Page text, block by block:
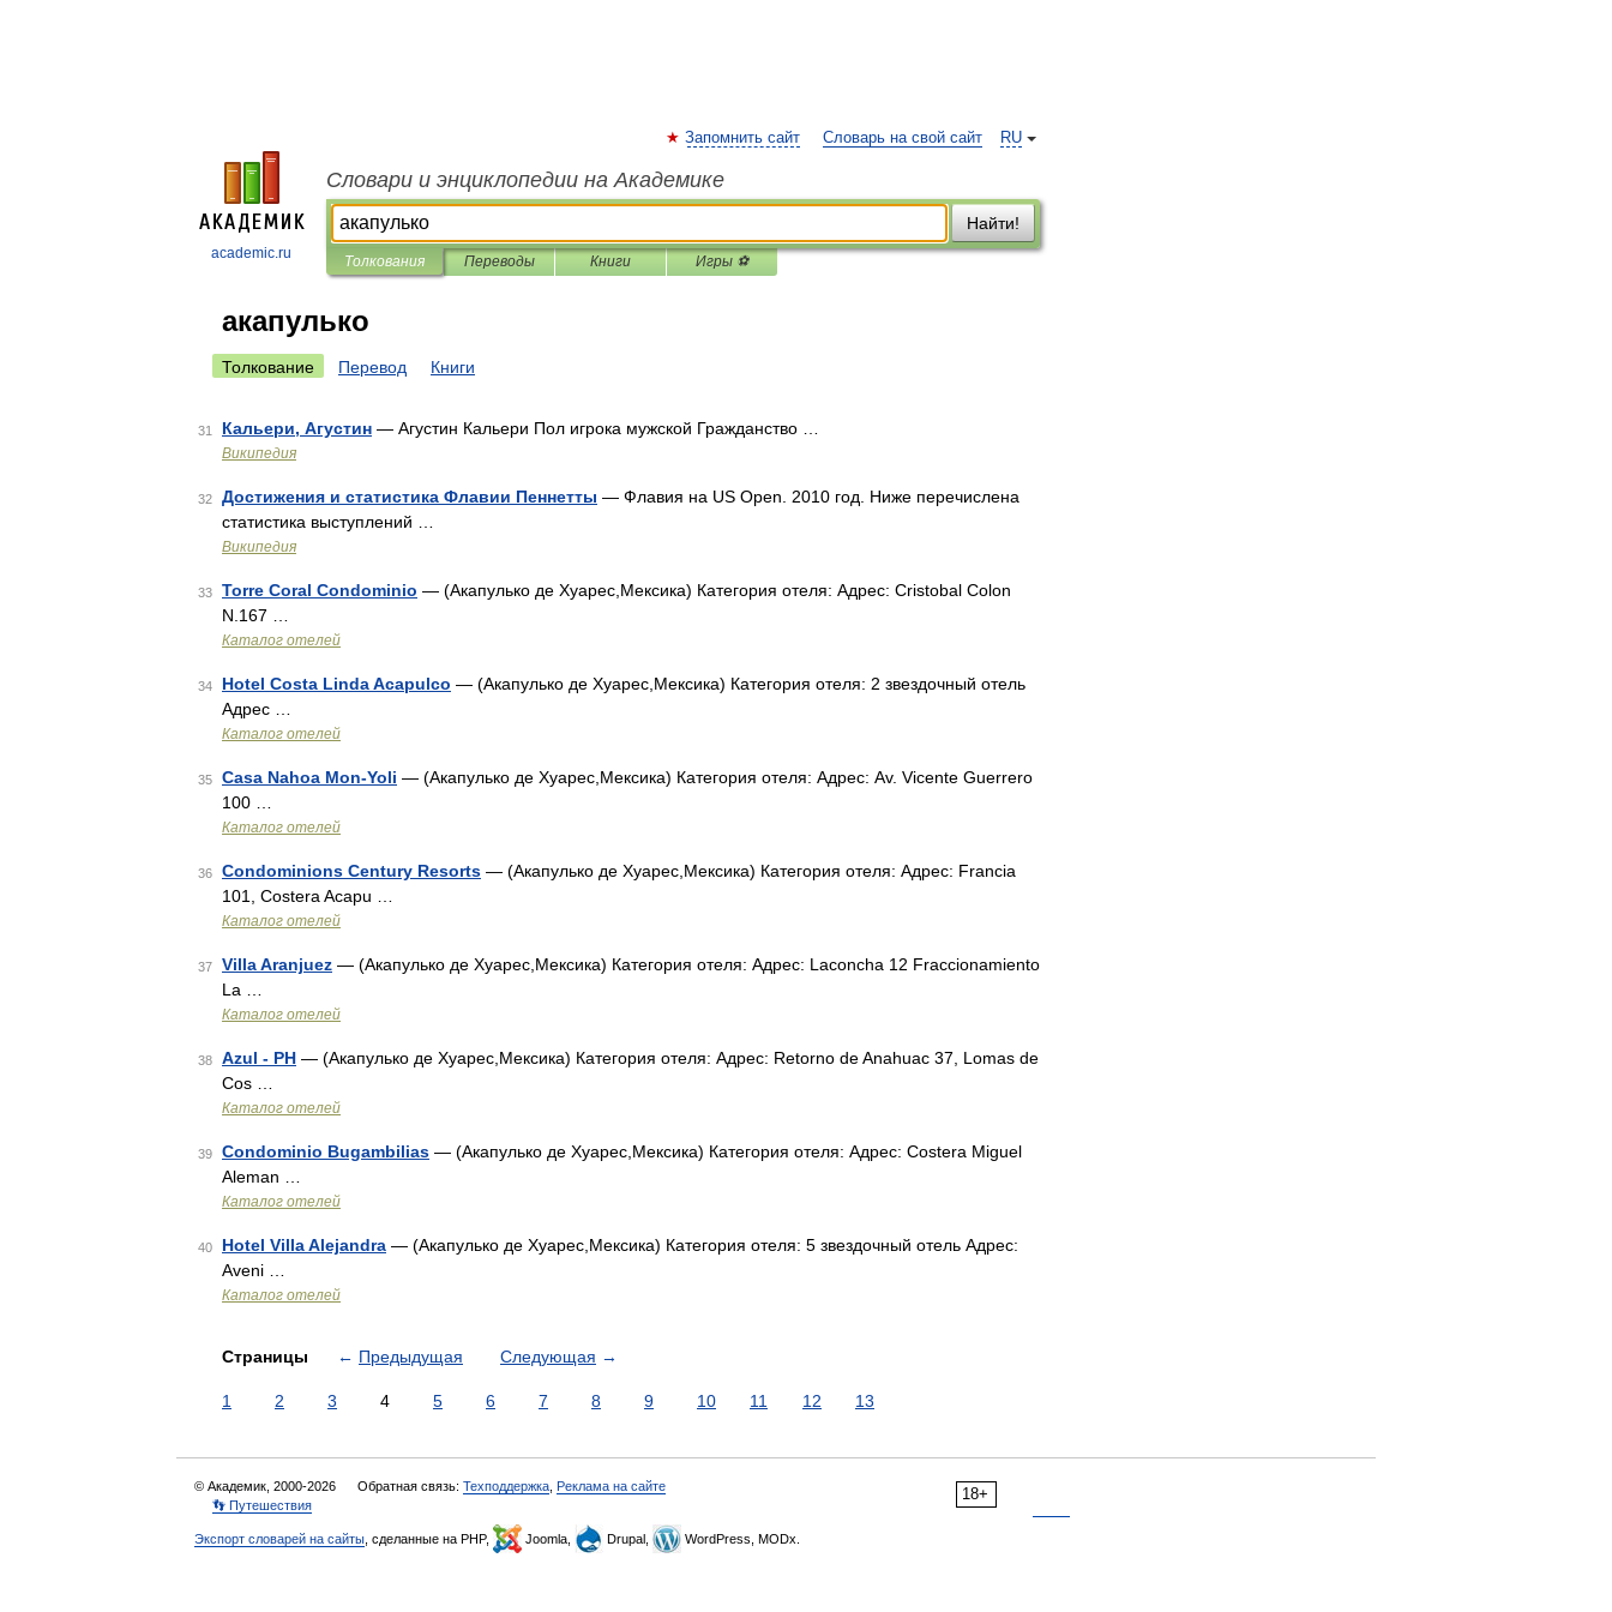
academic.ru
RU
Запомнить сайт Словарь на свой сайт
Словари и энциклопедии на Академике
Найти!
Толкования Переводы Книги Игры ⚽
акапулько
Толкование Перевод Книги
31 Кальери, Агустин — Агустин Кальери Пол игрока мужской Гражданство …
Википедия
32 Достижения и статистика Флавии Пеннетты — Флавия на US Open. 2010 год. Ниже перечислена
статистика выступлений …
Википедия
33 Torre Coral Condominio — (Акапулько де Хуарес,Мексика) Категория отеля: Адрес: Cristobal Colon
N.167 …
Каталог отелей
34 Hotel Costa Linda Acapulco — (Акапулько де Хуарес,Мексика) Категория отеля: 2 звездочный отель
Адрес …
Каталог отелей
35 Casa Nahoa Mon-Yoli — (Акапулько де Хуарес,Мексика) Категория отеля: Адрес: Av. Vicente Guerrero
100 …
Каталог отелей
36 Condominions Century Resorts — (Акапулько де Хуарес,Мексика) Категория отеля: Адрес: Francia
101, Costera Acapu …
Каталог отелей
37 Villa Aranjuez — (Акапулько де Хуарес,Мексика) Категория отеля: Адрес: Laconcha 12 Fraccionamiento
La …
Каталог отелей
38 Azul - PH — (Акапулько де Хуарес,Мексика) Категория отеля: Адрес: Retorno de Anahuac 37, Lomas de
Cos …
Каталог отелей
39 Condominio Bugambilias — (Акапулько де Хуарес,Мексика) Категория отеля: Адрес: Costera Miguel
Aleman …
Каталог отелей
40 Hotel Villa Alejandra — (Акапулько де Хуарес,Мексика) Категория отеля: 5 звездочный отель Адрес:
Aveni …
Каталог отелей
Страницы ← Предыдущая Следующая →
1 2 3 4 5 6 7 8 9 10 11 12 13
18+
© Академик, 2000-2026 Обратная связь: Техподдержка Реклама на сайте
👣 Путешествия
Экспорт словарей на сайты , сделанные на PHP, Joomla, Drupal, WordPress, MODx.